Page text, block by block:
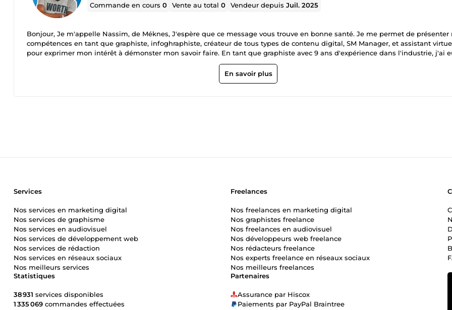
Commande en cours0 Vente au total0 Vendeur depuisJuil. 2025
Bonjour, Je m'appelle Nassim, de Méknes, J'espère que ce message vous trouve en bonne santé. Je me permet de présenter
compétences en tant que graphiste, infoghraphiste, créateur de tous types de contenu digital, SM Manager, et assistant
pour exprimer mon intérêt à démonster mon savoir faire. En tant que graphiste avec 9 ans d'expérience dans l'industrie, j'ai
privilège de travailler sur une variété de projets créatifs, de conception logos, à la création de contenu digital varié, et du
branding...etc . Mon expertise réside dans la création d'éléments visuels qui non seulement captivent l'attention, mais qui
transmettent également efficacement le message de la marque. Mon approche consiste à comprendre les objectifs
En savoir plus
Partenaires
Assurance par Hiscox
Paiements par PayPal Braintree
Statistiques
38 931 services disponibles
1 335 069 commandes effectuées
Services
Nos services en marketing digital
Nos services de graphisme
Nos services en audiovisuel
Nos services de développement web
Nos services de rédaction
Nos services en réseaux sociaux
Nos meilleurs services
Freelances
Nos freelances en marketing digital
Nos graphistes freelance
Nos freelances en audiovisuel
Nos développeurs web freelance
Nos rédacteurs freelance
Nos experts freelance en réseaux sociaux
Nos meilleurs freelances